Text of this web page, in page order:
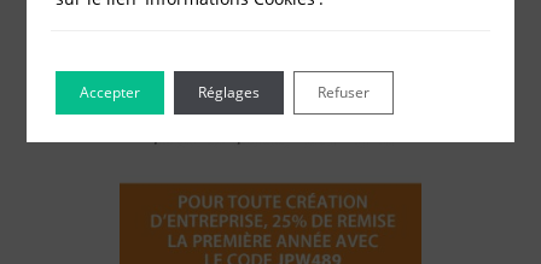
Accepter Refuser
Réglages